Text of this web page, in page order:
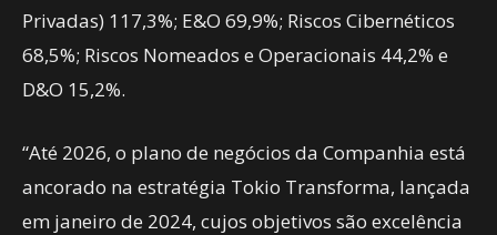
Privadas) 117,3%; E&O 69,9%; Riscos Cibernéticos
68,5%; Riscos Nomeados e Operacionais 44,2% e
D&O 15,2%.
“Até 2026, o plano de negócios da Companhia está
ancorado na estratégia Tokio Transforma, lançada
em janeiro de 2024, cujos objetivos são excelência